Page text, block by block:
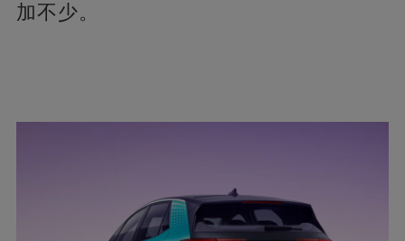
加不少。